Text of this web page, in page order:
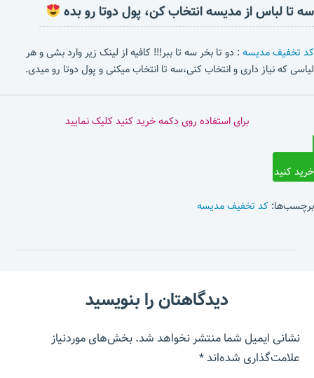
سه تا لباس از مدیسه انتخاب کن، پول دوتا رو بده
کد تخفیف مدیسه: دو تا بخر سه تا ببر!!! کافیه از لینک زیر وارد بشی و هر
لیاسی که نیاز داری و انتخاب کنی،سه تا انتخاب میکنی و پول دوتا رو میدی.
برای استفاده روی دکمه خرید کنید کلیک نمایید
خرید کنید
برچسب‌ها: کد تخفیف مدیسه
دیدگاهتان را بنویسید
نشانی ایمیل شما منتشر نخواهد شد.بخش‌های موردنیاز
علامت‌گذاری شده‌اند*